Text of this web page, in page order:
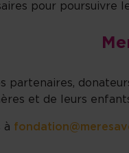
pour poursuivre
partenaires,
et de leurs
à